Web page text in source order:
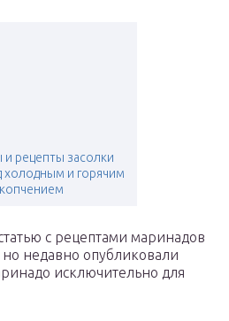
рецепты засолки
холодным и горячим
копчением
с рецептами маринадов
недавно опубликовали
исключительно для